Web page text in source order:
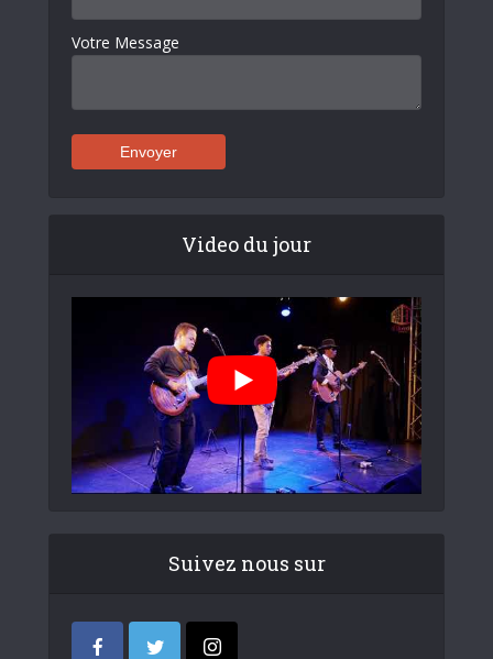
Votre Message
Video du jour
Suivez nous sur